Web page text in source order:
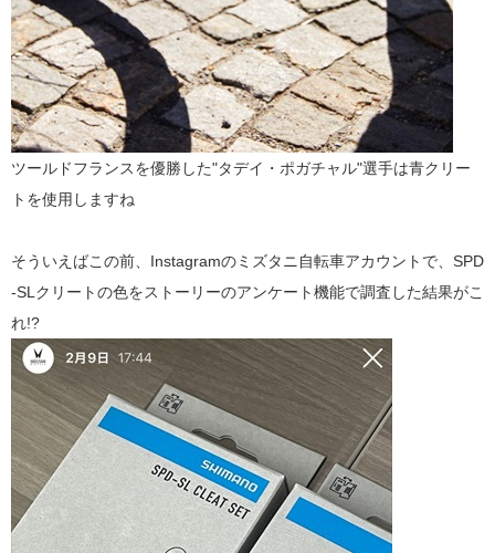
ツールドフランスを優勝した"タデイ・ポガチャル"選手は青クリー
トを使用しますね
そういえばこの前、Instagramのミズタニ自転車アカウントで、SPD
-SLクリートの色をストーリーのアンケート機能で調査した結果がこ
れ!?